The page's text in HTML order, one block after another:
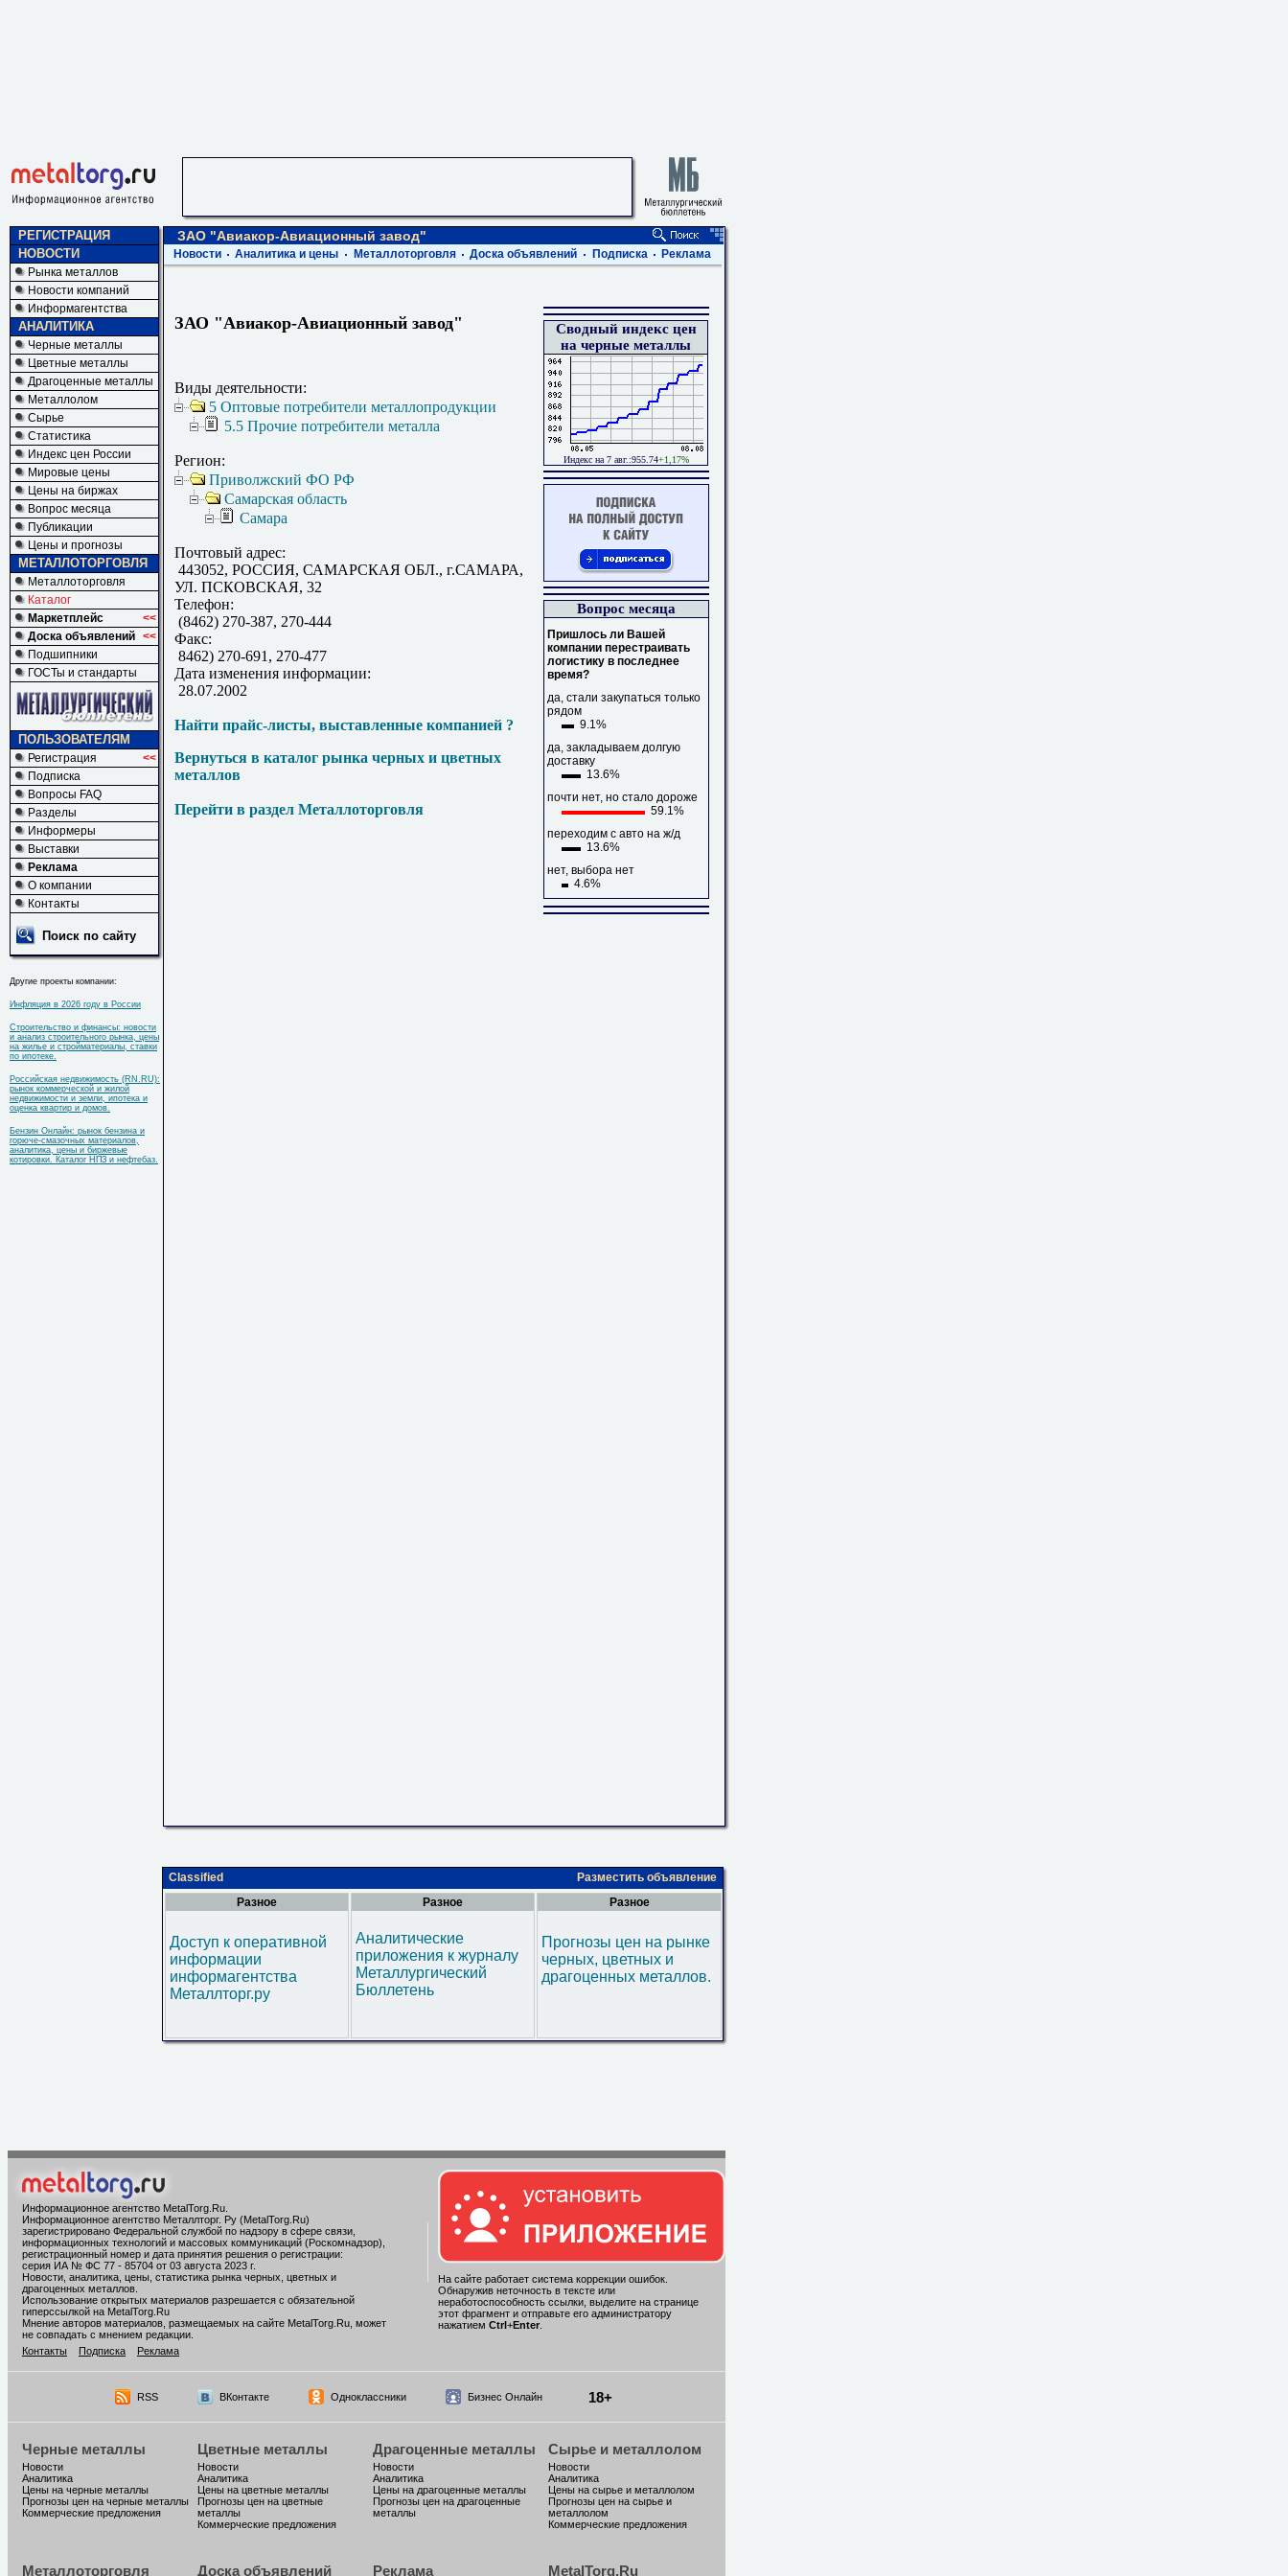
РЕГИСТРАЦИЯ
НОВОСТИ
Рынка металлов
Новости компаний
Информагентства
АНАЛИТИКА
Черные металлы
Цветные металлы
Драгоценные металлы
Металлолом
Сырье
Статистика
Индекс цен России
Мировые цены
Цены на биржах
Вопрос месяца
Публикации
Цены и прогнозы
МЕТАЛЛОТОРГОВЛЯ
Металлоторговля
Каталог
Маркетплейс
<<
Доска объявлений <<
Подшипники
ГОСТы и стандарты
ПОЛЬЗОВАТЕЛЯМ
Регистрация
<<
Подписка
Вопросы FAQ
Разделы
Информеры
Выставки
Реклама
О компании
Контакты
Поиск по сайту
Другие проекты компании:
Инфляция в 2026 году в России
Строительство и финансы: новости
и анализ строительного рынка, цены
на жилье и стройматериалы, ставки
по ипотеке.
Российская недвижимость (RN.RU):
рынок коммерческой и жилой
недвижимости и земли, ипотека и
оценка квартир и домов.
Бензин Онлайн: рынок бензина и
горюче-смазочных материалов,
аналитика, цены и биржевые
котировки. Каталог НПЗ и нефтебаз.
ЗАО "Авиакор-Авиационный завод"
Новости Аналитика и цены Металлоторговля Доска объявлений Подписка Реклама
ЗАО "Авиакор-Авиационный завод"
Виды деятельности:
5 Оптовые потребители металлопродукции
5.5 Прочие потребители металла
Регион:
Приволжский ФО РФ
Самарская область
Самара
Почтовый адрес:
443052, РОССИЯ, САМАРСКАЯ ОБЛ., г.САМАРА,
УЛ. ПСКОВСКАЯ, 32
Телефон:
(8462) 270-387, 270-444
Факс:
8462) 270-691, 270-477
Дата изменения информации:
28.07.2002
Найти прайс-листы, выставленные компанией ?
Вернуться в каталог рынка черных и цветных
металлов
Перейти в раздел Металлоторговля
Сводный индекс цен
на черные металлы
Индекс на 7 авг.:955.74+1,17%
Вопрос месяца
Пришлось ли Вашей
компании перестраивать
логистику в последнее
время?
да, стали закупаться только
рядом
9.1%
да, закладываем долгую
доставку
13.6%
почти нет, но стало дороже
59.1%
переходим с авто на ж/д
13.6%
нет, выбора нет
4.6%
Classified
Разместить объявление
Разное
Доступ к оперативной
информации
информагентства
Металлторг.ру
Разное
Аналитические
приложения к журналу
Металлургический
Бюллетень
Разное
Прогнозы цен на рынке
черных, цветных и
драгоценных металлов.
Информационное агентство MetalTorg.Ru
Информационное агентство Металлторг. Ру (MetalTorg.Ru)
зарегистрировано Федеральной службой по надзору в сфере связи,
информационных технологий и массовых коммуникаций (Роскомнадзор),
регистрационный номер и дата принятия решения о регистрации:
серия ИА № ФС 77 - 85704 от 03 августа 2023 г.
Новости, аналитика, цены, статистика рынка черных, цветных и
драгоценных металлов.
Использование открытых материалов разрешается с обязательной
гиперссылкой на MetalTorg.Ru
Мнение авторов материалов, размещаемых на сайте MetalTorg.Ru, может
не совпадать с мнением редакции.
Контакты
Подписка Реклама
На сайте работает система коррекции ошибок.
Обнаружив неточность в тексте или
неработоспособность ссылки, выделите на странице
этот фрагмент и отправьте его администратору
нажатием Ctrl +Enter.
RSS ВКонтакте Одноклассники Бизнес Онлайн 18+
Черные металлы
Новости
Аналитика
Цены на черные металлы
Прогнозы цен на черные металлы
Коммерческие предложения
Цветные металлы
Новости
Аналитика
Цены на цветные металлы
Прогнозы цен на цветные
металлы
Коммерческие предложения
Драгоценные металлы
Новости
Аналитика
Цены на драгоценные металлы
Прогнозы цен на драгоценные
металлы
Сырье и металлолом
Новости
Аналитика
Цены на сырье и металлолом
Прогнозы цен на сырье и
металлолом
Коммерческие предложения
Металлоторговля Доска объявлений Реклама MetalTorg.Ru